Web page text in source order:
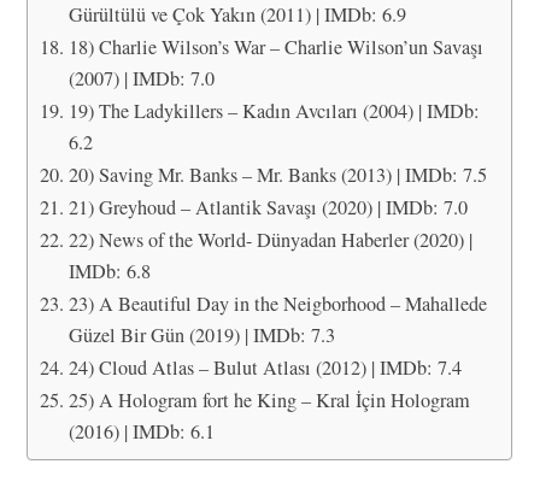
Gürültülü ve Çok Yakın (2011) | IMDb: 6.9
18) Charlie Wilson’s War – Charlie Wilson’un Savaşı
(2007) | IMDb: 7.0
19) The Ladykillers – Kadın Avcıları (2004) | IMDb:
6.2
20) Saving Mr. Banks – Mr. Banks (2013) | IMDb: 7.5
21) Greyhoud – Atlantik Savaşı (2020) | IMDb: 7.0
22) News of the World- Dünyadan Haberler (2020) |
IMDb: 6.8
23) A Beautiful Day in the Neigborhood – Mahallede
Güzel Bir Gün (2019) | IMDb: 7.3
24) Cloud Atlas – Bulut Atlası (2012) | IMDb: 7.4
25) A Hologram fort he King – Kral İçin Hologram
(2016) | IMDb: 6.1